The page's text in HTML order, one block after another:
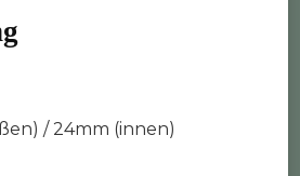
/ 24mm (innen)